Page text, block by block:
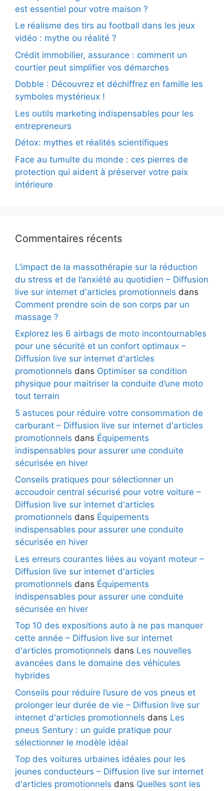
est essentiel pour votre maison ?
Le réalisme des tirs au football dans les jeux
vidéo : mythe ou réalité ?
Crédit immobilier, assurance : comment un
courtier peut simplifier vos démarches
Dobble : Découvrez et déchiffrez en famille les
symboles mystérieux !
Les outils marketing indispensables pour les
entrepreneurs
Détox: mythes et réalités scientifiques
Face au tumulte du monde : ces pierres de
protection qui aident à préserver votre paix
intérieure
Commentaires récents
L’impact de la massothérapie sur la réduction
du stress et de l’anxiété au quotidien – Diffusion
live sur internet d'articles promotionnels dans
Comment prendre soin de son corps par un
massage ?
Explorez les 6 airbags de moto incontournables
pour une sécurité et un confort optimaux –
Diffusion live sur internet d'articles
promotionnels dans Optimiser sa condition
physique pour maitriser la conduite d’une moto
tout terrain
5 astuces pour réduire votre consommation de
carburant – Diffusion live sur internet d'articles
promotionnels dans Équipements
indispensables pour assurer une conduite
sécurisée en hiver
Conseils pratiques pour sélectionner un
accoudoir central sécurisé pour votre voiture –
Diffusion live sur internet d'articles
promotionnels dans Équipements
indispensables pour assurer une conduite
sécurisée en hiver
Les erreurs courantes liées au voyant moteur –
Diffusion live sur internet d'articles
promotionnels dans Équipements
indispensables pour assurer une conduite
sécurisée en hiver
Top 10 des expositions auto à ne pas manquer
cette année – Diffusion live sur internet
d'articles promotionnels dans Les nouvelles
avancées dans le domaine des véhicules
hybrides
Conseils pour réduire l’usure de vos pneus et
prolonger leur durée de vie – Diffusion live sur
internet d'articles promotionnels dans Les
pneus Sentury : un guide pratique pour
sélectionner le modèle idéal
Top des voitures urbaines idéales pour les
jeunes conducteurs – Diffusion live sur internet
d'articles promotionnels dans Quelles sont les